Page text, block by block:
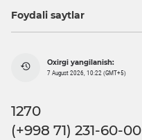
Foydali saytlar
Oxirgi yangilanish:
7 August 2026, 10:22 (GMT+5)
1270
(+998 71) 231-60-00